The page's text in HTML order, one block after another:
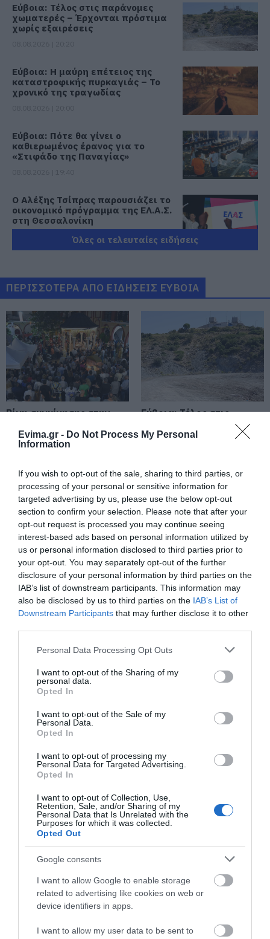
Evima.gr - Do Not Process My Personal
Information
If you wish to opt-out of the sale, sharing to third parties, or
processing of your personal or sensitive information for
targeted advertising by us, please use the below opt-out
section to confirm your selection. Please note that after your
opt-out request is processed you may continue seeing
interest-based ads based on personal information utilized by
us or personal information disclosed to third parties prior to
your opt-out. You may separately opt-out of the further
disclosure of your personal information by third parties on the
IAB’s list of downstream participants. This information may
also be disclosed by us to third parties on the IAB’s List of
Downstream Participants that may further disclose it to other
Please note that this website/app uses one or more Google
not limited to your visit or usage behaviour. You may click to
grant or deny consent to Google and its third-party tags to
use your data for below specified purposes in below Google
consent section.
Personal Data Processing Opt Outs
I want to opt-out of the Sharing of my
personal data.
Opted In
I want to opt-out of the Sale of my
Personal Data.
Opted In
I want to opt-out of processing my
Personal Data for Targeted Advertising.
Opted In
I want to opt-out of Collection, Use,
Retention, Sale, and/or Sharing of my
Personal Data that Is Unrelated with the
Purposes for which it was collected.
Opted Out
Google consents
I want to allow Google to enable storage
related to advertising like cookies on web or
device identifiers in apps.
I want to allow my user data to be sent to
Εύβοια: Τέλος στις παράνομες
χωματερές – Έρχονται πρόστιμα
χωρίς εξαιρέσεις
Εύβοια: Η μαύρη επέτειος της
καταστροφικής πυρκαγιάς – Το
χρονικό της τραγωδίας
Εύβοια: Πότε θα γίνει ο
καθιερωμένος έρανος για το
«Στιφάδο της Παναγίας»
Ο Αλέξης Τσίπρας παρουσιάζει το
οικονομικό πρόγραμμα της ΕΛ.Α.Σ.
στη Θεσσαλονίκη
08.08.2026 | 19:20
08.08.2026 | 19:00
Σε δημοπρασία η μπάλα των
ιστορικών γκολ του Μαραντόνα
08.08.2026 | 18:40
Αγανάκτηση σε χωριό της
Εύβοιας: Μένουν κάθε μέρα χωρίς
νερό – Σοβαρή καταγγελία
προκαταβολές
08.08.2026 | 18:00
Σε πελάγη ευτυχίας
αντιδήμαρχος στην Εύβοια! Έγινε
για τρίτη φορά παππούς!
08.08.2026 | 17:40
Ευρυδίκη Βαλαβάνη: Οι
οικογενειακές διακοπές στην
Εύβοια! Δείτε σε ποια παραλία
«Κόκκινος» συναγερμός στην
Εύβοια: Red Code αύριο Κυριακή –
Αυξημένη ετοιμότητα παντού
08.08.2026 | 17:00
Ρόδος: Έγραψαν 80χρονη για
κράνος!
08.08.2026 | 16:40
Θρήνος σε όλη την Εύβοια για τον
την ζωή
08.08.2026 | 16:20
Όλες οι τελευταίες ειδήσεις
ΠΕΡΙΣΣΟΤΕΡΑ ΑΠΟ ΕΙΔΗΣΕΙΣ ΕΥΒΟΙΑ
Ρίγη συγκίνησης στην
Οσίου Δαυΐδ έλαμψε
στη μεγάλη πανήγυρη
Εύβοια: Τέλος στις
παράνομες χωματερές
– Έρχονται πρόστιμα
Εύβοια: Η μαύρη
επέτειος της
καταστροφικής
πυρκαγιάς – Το
χρονικό της τραγωδίας
Εύβοια: Πότε θα γίνει ο
καθιερωμένος έρανος
για το «Στιφάδο της
Παναγίας»
Κάνεις δεν ξεχνά τι
πέντε χρόνια
κάθε μέρα χωρίς νερό –
Σοβαρή καταγγελία